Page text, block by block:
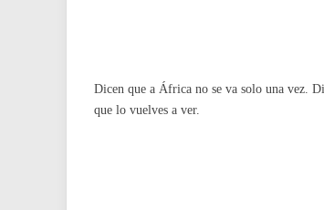
Dicen que a África no se va solo una vez.
que lo vuelves a ver.